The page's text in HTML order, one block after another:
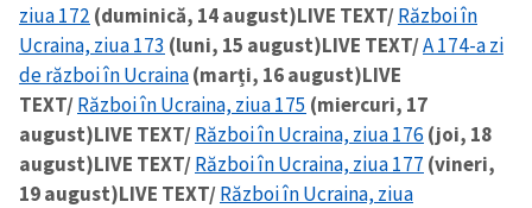
ziua 172 (duminică, 14 august)LIVE TEXT/Război în
Ucraina, ziua 173 (luni, 15 august)LIVE TEXT/A 174-a zi
de război în Ucraina(marți, 16 august)LIVE
TEXT/Război în Ucraina, ziua 175 (miercuri, 17
august)LIVE TEXT/Război în Ucraina, ziua 176 (joi, 18
august)LIVE TEXT/Război în Ucraina, ziua 177 (vineri,
19 august)LIVE TEXT/Război în Ucraina, ziua